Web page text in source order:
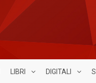
LIBRI DIGITALI